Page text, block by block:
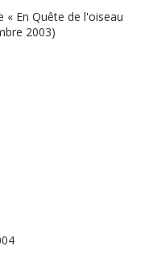
« En Quête de l'oiseau
2003)